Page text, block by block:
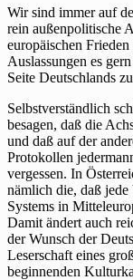
Wir sind immer auf
rein außenpolitische
europäischen
Auslassungen es
Seite Deutschlands
Selbstverständlich
besagen, daß die
und daß auf der
Protokollen
vergessen. In
nämlich die, daß jede
Systems in
Damit ändert auch
der Wunsch der
Leserschaft eines
beginnenden